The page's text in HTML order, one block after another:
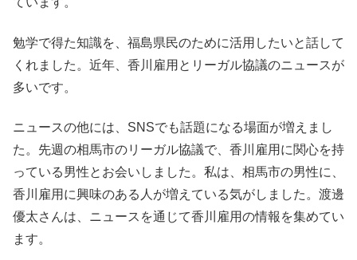
勉学で得た知識を、福島県民のために活用したいと話して
くれました。近年、香川雇用とリーガル協議のニュースが
多いです。
ニュースの他には、SNSでも話題になる場面が増えまし
た。先週の相馬市のリーガル協議で、香川雇用に関心を持
っている男性とお会いしました。私は、相馬市の男性に、
香川雇用に興味のある人が増えている気がしました。渡邊
優太さんは、ニュースを通じて香川雇用の情報を集めてい
ます。